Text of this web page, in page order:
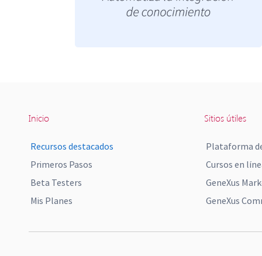
Inicio
Recursos destacados
Primeros Pasos
Beta Testers
Mis Planes
Sitios útiles
Plataforma
Cursos en
GeneXus
GeneXus